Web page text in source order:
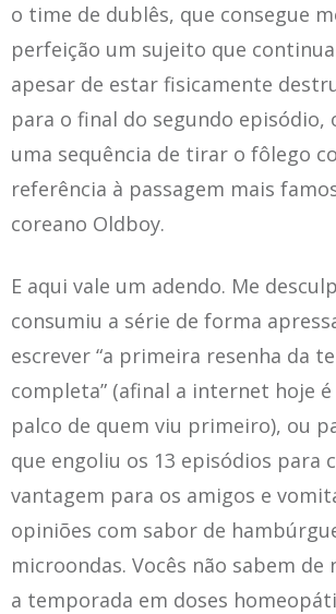
o time de dublês, que consegue
perfeição um sujeito que
apesar de estar fisicamente
para o final do segundo episódio,
uma sequência de tirar o fôlego
referência à passagem mais
coreano Oldboy.
E aqui vale um adendo. Me
consumiu a série de forma
escrever “a primeira resenha da
completa” (afinal a internet hoje
palco de quem viu primeiro), ou
que engoliu os 13 episódios para
vantagem para os amigos e
opiniões com sabor de
microondas. Vocês não sabem de
a temporada em doses